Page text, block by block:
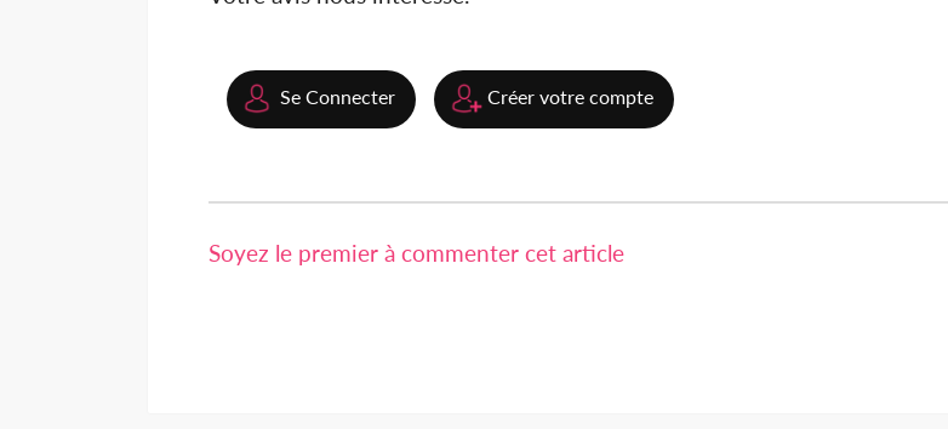
Se Connecter Créer votre compte
Soyez le premier à commenter cet article